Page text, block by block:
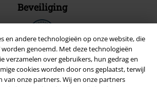
en andere technologieën op onze website, die
worden genoemd. Met deze technologieën
verzamelen over gebruikers, hun gedrag en
cookies worden door ons geplaatst, terwijl
van onze partners. Wij en onze partners
Beveiliging